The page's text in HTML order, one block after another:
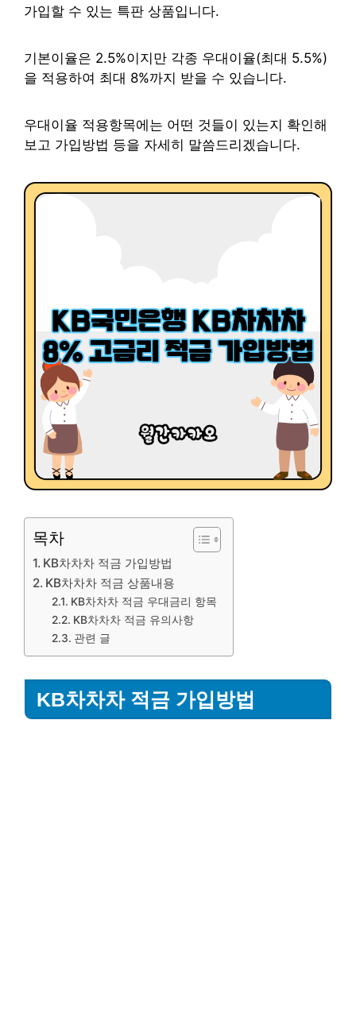
가입할 수 있는 특판 상품입니다.
기본이율은 2.5%이지만 각종 우대이율(최대 5.5%)
을 적용하여 최대 8%까지 받을 수 있습니다.
우대이율 적용항목에는 어떤 것들이 있는지 확인해
보고 가입방법 등을 자세히 말씀드리겠습니다.
목차
KB차차차 적금 가입방법
KB차차차 적금 상품내용
KB차차차 적금 우대금리 항목
KB차차차 적금 유의사항
관련 글
KB차차차 적금 가입방법